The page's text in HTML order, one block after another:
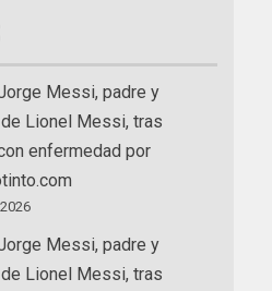
Messi, padre y
Lionel Messi, tras
enfermedad por
Messi, padre y
Lionel Messi, tras